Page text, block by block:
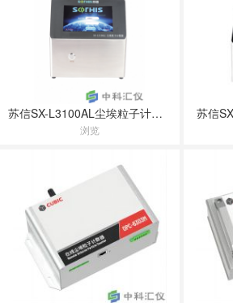
苏信SX-L3100AL尘埃粒子计数器
浏览
苏信